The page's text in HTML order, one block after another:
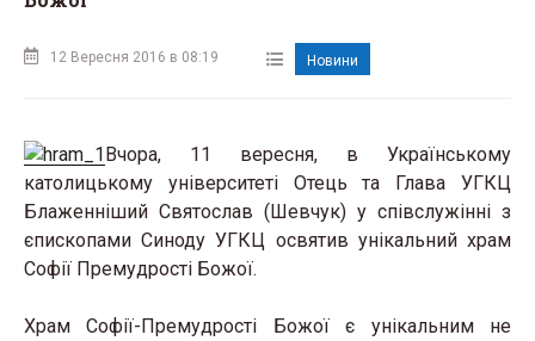
12 Вересня 2016 в 08:19 Новини
Вчора, 11 вересня, в Українському
католицькому університеті Отець та Глава УГКЦ
Блаженніший Святослав (Шевчук) у співслужінні з
єпископами Синоду УГКЦ освятив унікальний храм
Софії Премудрості Божої.
Храм Софії-Премудрості Божої
є унікальним не